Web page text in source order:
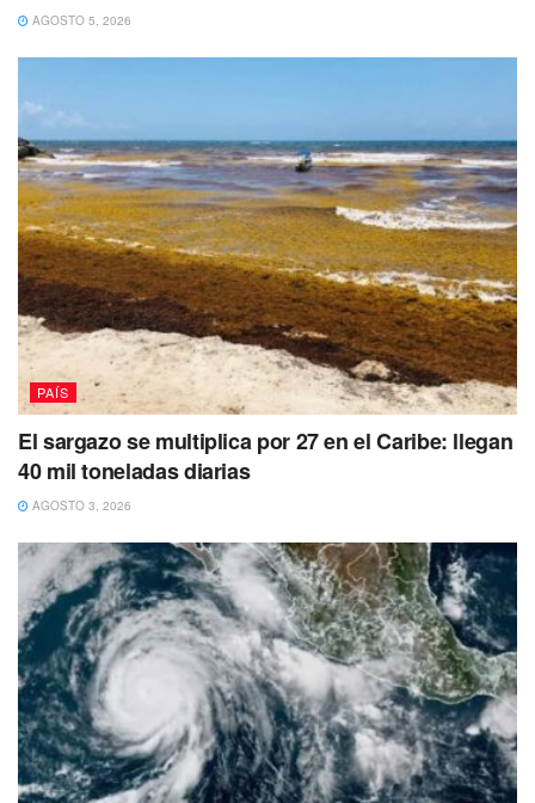
Tags: Siria Terremoto Turquia
AGOSTO 5, 2026
PAÍS
El sargazo se multiplica por 27 en el Caribe: llegan
40 mil toneladas diarias
AGOSTO 3, 2026